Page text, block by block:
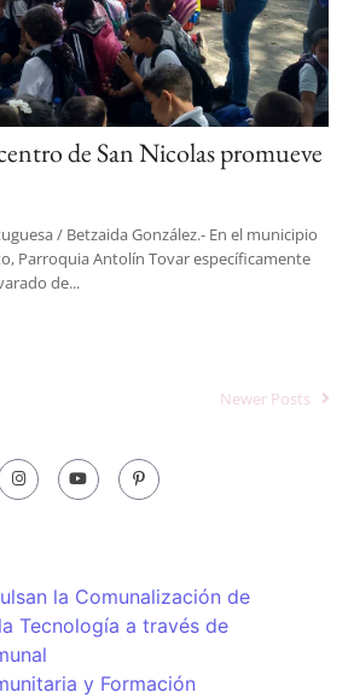
de San Nicolas promueve
/ Betzaida González.- En el municipio
Parroquia Antolín Tovar específicamente
de...
Newer Posts
la Comunalización de
Tecnología a través de
y Formación